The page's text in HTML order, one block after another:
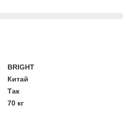
BRIGHT
Китай
Так
70 кг